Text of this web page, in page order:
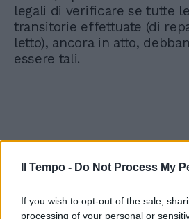
Il Tempo - Do Not Process My
If you wish to opt-out of the sale,
processing of your personal or
legali di verificare se tutte
transitorie effettuate (di
letto), ancora in atto,
essere tali.